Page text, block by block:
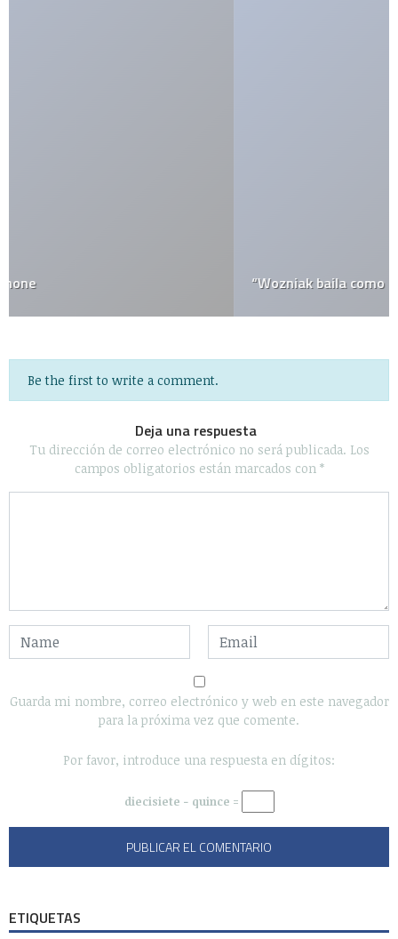
“Wozniak baila como un Teletubby vuelto loco”
Be the first to write a comment.
Deja una respuesta
Tu dirección de correo electrónico no será publicada. Los
campos obligatorios están marcados con *
Guarda mi nombre, correo electrónico y web en este navegador
para la próxima vez que comente.
Por favor, introduce una respuesta en dígitos:
diecisiete − quince =
ETIQUETAS